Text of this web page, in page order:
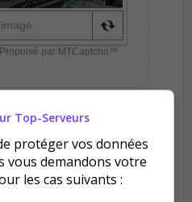
pour ✪ FR |
| PvX | x3 | Loot
Top-Serveurs
protéger vos données
vous demandons votre
les cas suivants :